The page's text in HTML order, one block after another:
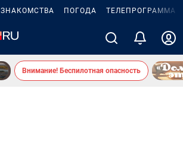
ЗНАКОМСТВА ПОГОДА ТЕЛЕПРОГРАММА
Внимание! Беспилотная опасность